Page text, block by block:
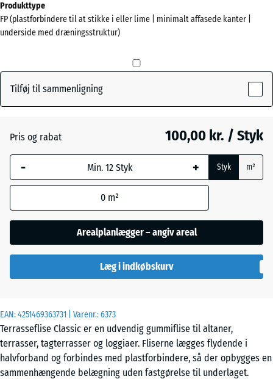
EAN:4251469363731 | Varenr.:6373
Terrasseflise Classic er en udvendig gummiflise til altaner,
terrasser, tagterrasser og loggiaer. Fliserne lægges flydende i
halvforband og forbindes med plastforbindere, så der opbygges en
sammenhængende belægning uden fastgørelse til underlaget.
Vis
farvepalette
Grafitgrå
til
forsendelse
500
Den valgte,
blåmarkerede
dimension
anvendes til
(medmindre andet
produktdataene).
x
x 4
cm
50
Produkttype
FP (plastforbindere til at stikke i eller lime | minimalt affasede kanter |
underside med dræningsstruktur)
Tilføj til sammenligning
Pris og rabat 100,00 kr. / Styk
- + Styk m²
0 m²
Arealplanlægger – angiv areal
Læg i indkøbskurv